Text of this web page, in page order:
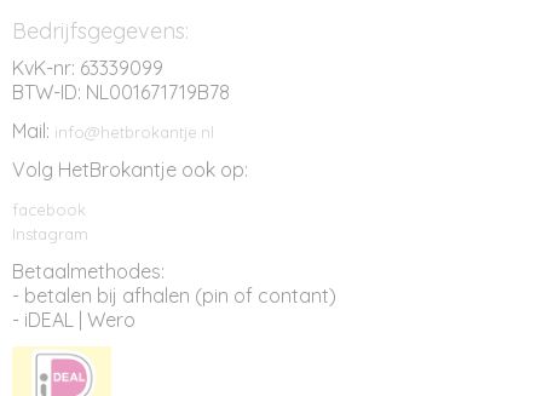
Bedrijfsgegevens:
KvK-nr: 63339099
BTW-ID: NL001671719B78
Mail: info@hetbrokantje.nl
Volg HetBrokantje ook op:
facebook
Instagram
Betaalmethodes:
- betalen bij afhalen (pin of contant)
- iDEAL | Wero